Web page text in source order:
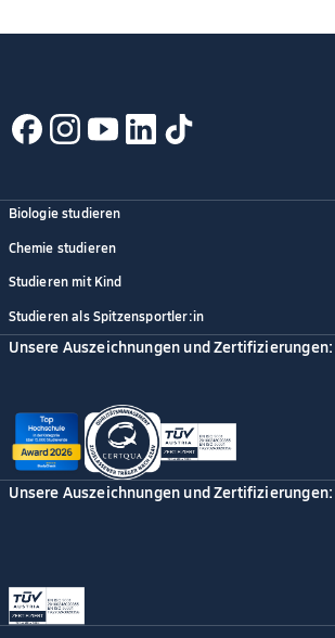
Biologie studieren
Chemie studieren
Studieren mit Kind
Studieren als Spitzensportler:in
Unsere Auszeichnungen und Zertifizierungen:
Unsere Auszeichnungen und Zertifizierungen: